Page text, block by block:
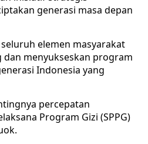
generasi masa depan
elemen masyarakat
menyukseskan program
Indonesia yang
percepatan
Program Gizi (SPPG)